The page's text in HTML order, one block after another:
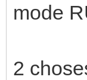
mode
2